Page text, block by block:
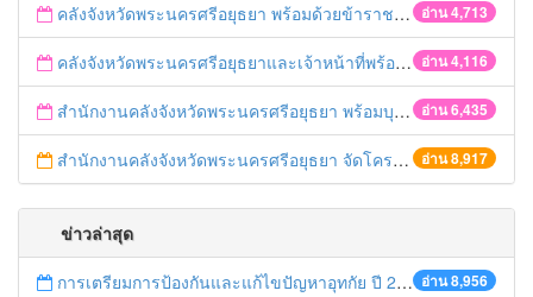
อ่าน 4,713
คลังจังหวัดพระนครศรีอยุธยา พร้อมด้วยข้าราชการสำนักงานคลังจังหวัดพระนครศรีอยุธยา ร่วมพิธีเฉลิมพระเกียรติสมเด็จพระนางเจ้าฯ พระบรมราชินีนาถ เนื่องในโอกาสพระราชพิธีมหามงคลเฉลิมพระชนมพรรษา ๘๑ พรรษา
อ่าน 4,116
คลังจังหวัดพระนครศรีอยุธยาและเจ้าหน้าที่พร้อมด้วยคลังเขต ๑ เข้าร่วมกิจกรรมงาน“นวัตศิลป์ไทย เทิดไท้ องค์ราชินี”
อ่าน 6,435
สำนักงานคลังจังหวัดพระนครศรีอยุธยา พร้อมบุคลากรสำนักงานคลังจังหวัดพระนครศรีอยุธยา เข้าร่วมกิจกรรมเฉลิมพระเกียรติฯ “อนุรักษ์เอกลักษณ์ไทย ถวายองค์ราชินี”
อ่าน 8,917
สำนักงานคลังจังหวัดพระนครศรีอยุธยา จัดโครงการอบรม “เสริมสร้างความเข้าใจเกี่ยวกับระเบียบกระทรวงการคลังว่าด้วยเงินทดรองราชการเพื่อช่วยเหลือผู้ประสบภัยพิบัติ กรณีฉุกเฉิน พ.ศ. ๒๕๕๖
ข่าวล่าสุด
อ่าน 8,956
การเตรียมการป้องกันและแก้ไขปัญหาอุทกัย ปี 2561